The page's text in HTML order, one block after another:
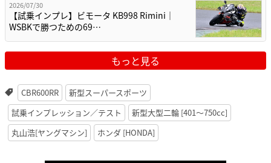
2026/07/30
【試乗インプレ】ビモータ KB998 Rimini｜
WSBKで勝つための69…
もっと見る
CBR600RR
新型スーパースポーツ
試乗インプレッション／テスト
新型大型二輪 [401〜750cc]
丸山浩[ヤングマシン]
ホンダ [HONDA]